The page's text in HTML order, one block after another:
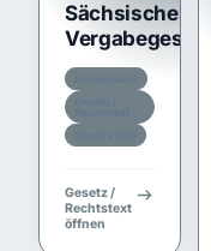
Sächsisches
Vergabegesetz
Gesetz /
Rechtstext
öffnen